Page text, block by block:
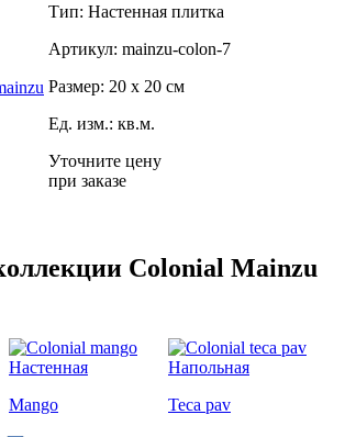
Тип: Настенная плитка
Артикул: mainzu-colon-7
Размер: 20 x 20 см
Ед. изм.: кв.м.
Уточните цену
при заказе
Colonial Mainzu
Mango Teca pav